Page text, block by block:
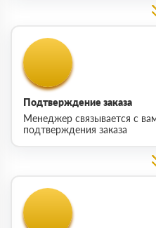
Подтверждение заказа
Менеджер связывается с
подтверждения заказа